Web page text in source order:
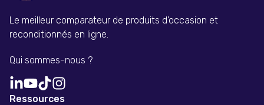
Le meilleur comparateur de produits d'occasion et
reconditionnés en ligne.
Qui sommes-nous ?
Ressources